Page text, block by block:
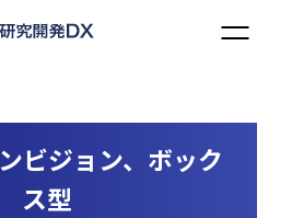
ビジョン、ボック
ス型